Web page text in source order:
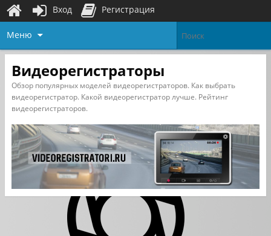
Меню
Видеорегистраторы
Обзор популярных моделей видеорегистраторов. Как выбрать
видеорегистратор. Какой видеорегистратор лучше. Рейтинг
видеорегистраторов.
Вход Регистрация